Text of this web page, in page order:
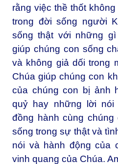
rằng việc thề thốt
trong đời sống người
sống thật với những
giúp chúng con sống
và không giả dối trong
Chúa giúp chúng con
của chúng con bị ảnh
quỷ hay những lời nói
đồng hành cùng
sống trong sự thật và
nói và hành động của
vinh quang của Chúa.